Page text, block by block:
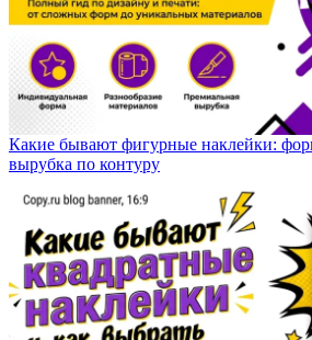
Какие бывают фигурные наклейки:
вырубка по контуру